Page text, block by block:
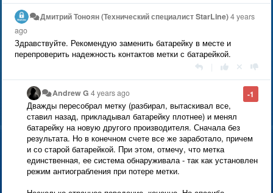
Дмитрий Тонoян (Технический специалист StarLine)4 years
ago
Здравствуйте. Рекомендую заменить батарейку в месте и
перепроверить надежность контактов метки с батарейкой.
-1
Andrew G 4 years ago
Дважды пересобрал метку (разбирал, вытаскивал все,
ставил назад, прикладывал батарейку плотнее) и менял
батарейку на новую другого производителя. Сначала без
результата. Но в конечном счете все же заработало, причем
и со старой батарейкой. При этом, отмечу, что метка
единственная, ее система обнаруживала - так как установлен
режим антиограбления при потере метки.